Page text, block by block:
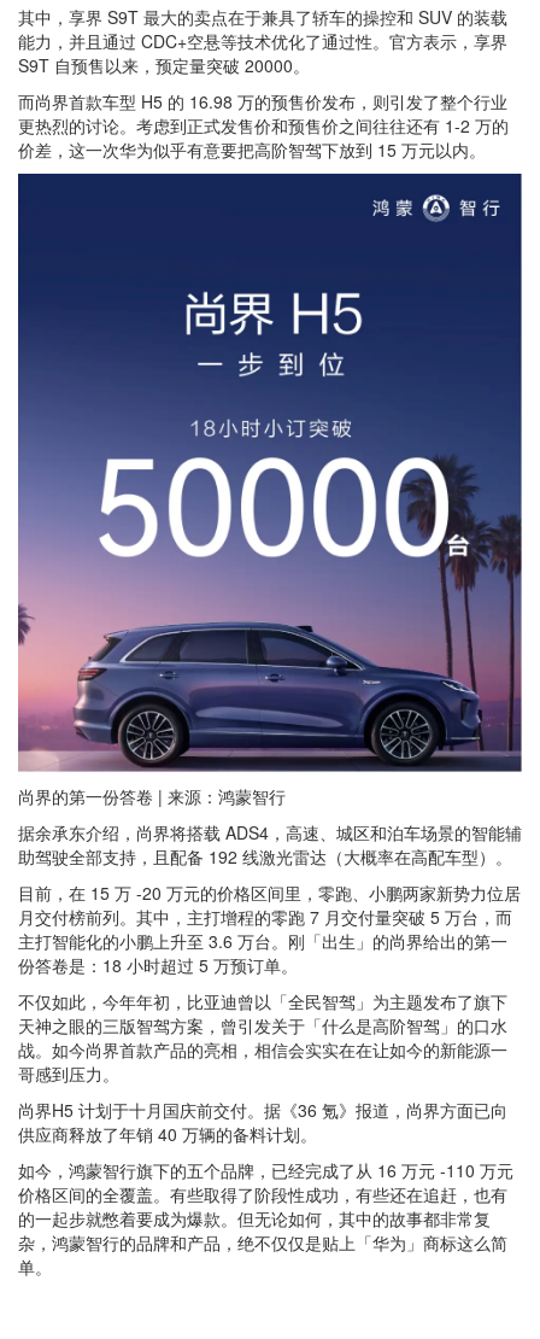
其中，享界 S9T 最大的卖点在于兼具了轿车的操控和 SUV 的装载
能力，并且通过 CDC+空悬等技术优化了通过性。官方表示，享界
S9T 自预售以来，预定量突破 20000。
而尚界首款车型 H5 的 16.98 万的预售价发布，则引发了整个行业
更热烈的讨论。考虑到正式发售价和预售价之间往往还有 1-2 万的
价差，这一次华为似乎有意要把高阶智驾下放到 15 万元以内。
尚界的第一份答卷 | 来源：鸿蒙智行
据余承东介绍，尚界将搭载 ADS4，高速、城区和泊车场景的智能辅
助驾驶全部支持，且配备 192 线激光雷达（大概率在高配车型）。
目前，在 15 万 -20 万元的价格区间里，零跑、小鹏两家新势力位居
月交付榜前列。其中，主打增程的零跑 7 月交付量突破 5 万台，而
主打智能化的小鹏上升至 3.6 万台。刚「出生」的尚界给出的第一
份答卷是：18 小时超过 5 万预订单。
不仅如此，今年年初，比亚迪曾以「全民智驾」为主题发布了旗下
天神之眼的三版智驾方案，曾引发关于「什么是高阶智驾」的口水
战。如今尚界首款产品的亮相，相信会实实在在让如今的新能源一
哥感到压力。
尚界H5 计划于十月国庆前交付。据《36 氪》报道，尚界方面已向
供应商释放了年销 40 万辆的备料计划。
如今， 鸿蒙智行旗下的五个品牌，已经完成了从 16 万元 -110 万元
价格区间的全覆盖。有些取得了阶段性成功，有些还在追赶，也有
的一起步就憋着要成为爆款。但无论如何，其中的故事都非常复
杂，鸿蒙智行的品牌和产品，绝不仅仅是贴上「华为」商标这么简
单。